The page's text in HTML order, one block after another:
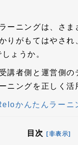
ーニングは、さま
りがもてはやさ
ょうか。
講者側と運営側
ニングを正しく活
かんたんラーニ
目次 [非表示]